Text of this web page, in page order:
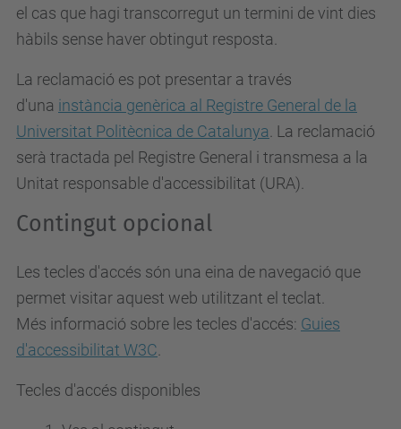
el cas que hagi transcorregut un termini de vint dies
hàbils sense haver obtingut resposta.
La reclamació es pot presentar a través
d'una instància genèrica al Registre General de la
Universitat Politècnica de Catalunya . La reclamació
serà tractada pel Registre General i transmesa a la
Unitat responsable d'accessibilitat (URA).
Contingut opcional
Les tecles d'accés són una eina de navegació que
permet visitar aquest web utilitzant el teclat.
Més informació sobre les tecles d'accés: Guies
d'accessibilitat W3C
Tecles d'accés disponibles